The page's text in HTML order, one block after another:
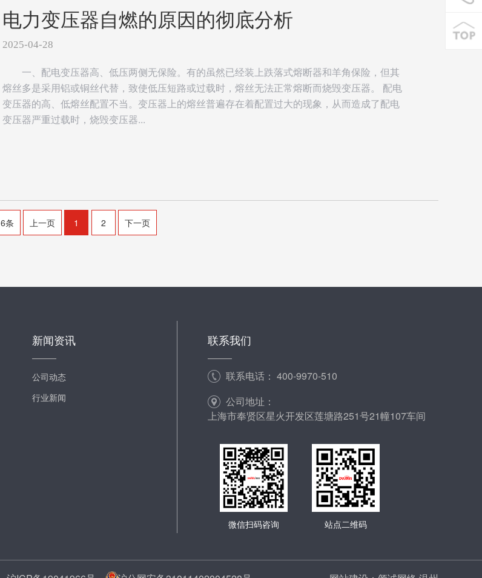
电力变压器自燃的原因的彻底分析
2025-04-28
一、配电变压器高、低压两侧无保险。有的虽然已经装上跌落式熔断器和羊角保险，但其
熔丝多是采用铝或铜丝代替，致使低压短路或过载时，熔丝无法正常熔断而烧毁变压器。 配电
变压器的高、低熔丝配置不当。变压器上的熔丝普遍存在着配置过大的现象，从而造成了配电
变压器严重过载时，烧毁变压器...
6条 上一页 1 2 下一页
联系我们
联系电话： 400-9970-510
公司地址：
上海市奉贤区星火开发区莲塘路251号21幢107车间
微信扫码咨询 站点二维码
新闻资讯
公司动态
行业新闻